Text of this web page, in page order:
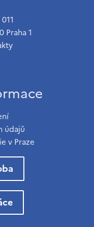
Praha 1
údajů
v Praze